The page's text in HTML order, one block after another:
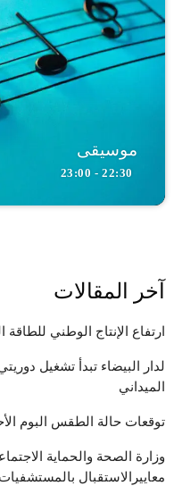
موسيقى
22:30 - 23:00
آخر المقالات
ارتفاع الإنتاج الوطني للطاقة الكهربائية
لدار البيضاء تبدأ تشغيل
الميداني
توقعات حالة الطقس البوم
وزارة الصحة والحماية
معاييرالاستقبال